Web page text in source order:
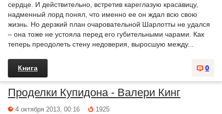
сердце. И действительно, встретив кареглазую красавицу,
надменный лорд понял, что именно ее он ждал всю свою
жизнь. Но дерзкий план очаровательной Шарлотты не удался
– она тоже не устояла перед его губительными чарами. Как
теперь преодолеть стену недоверия, выросшую между...
0
Книга
Проделки Купидона - Валери Кинг
4 октября 2013, 00:16 1925